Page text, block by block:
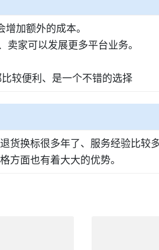
加额外的成本。
家可以发展更多平台业务。
较便利、是一个不错的选择
货换标很多年了、服务经验比较
方面也有着大大的优势。